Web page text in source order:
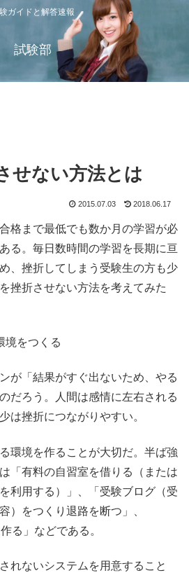
ガイドと解答速報
試験部
せない方法とは
2015.07.03 2018.06.17
格まで最低でも数か月の学習が必
る。毎日数時間の学習を長期に亘
、挫折してしまう受験生の方も少
挫折させない方法を考えてみた
境をつくる
が「結果がすぐ出ないため、やる
だろう。人間は感情に左右される
は挫折につながりやすい。
環境を作ることが大切だ。半ば強
「有料の自習室を借りる（または
利用する）」、「受験ブログ（受
）をつくり退路を断つ」、
る」などである。
れないシステムを用意すること